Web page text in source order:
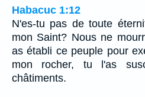
Habacuc 1:12
N'es-tu pas de toute
mon Saint? Nous ne
as établi ce peuple pour
mon rocher, tu l'as
châtiments.